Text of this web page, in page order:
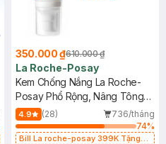
350.000 ₫610.000 ₫
La Roche-Posay
Kem Chống Nắng La Roche-
Posay Phổ Rộng, Nâng Tông
Kiềm Dầu 50ml
4.9 (28)
736/tháng
74%
Bill La roche-posay 399K Tặng